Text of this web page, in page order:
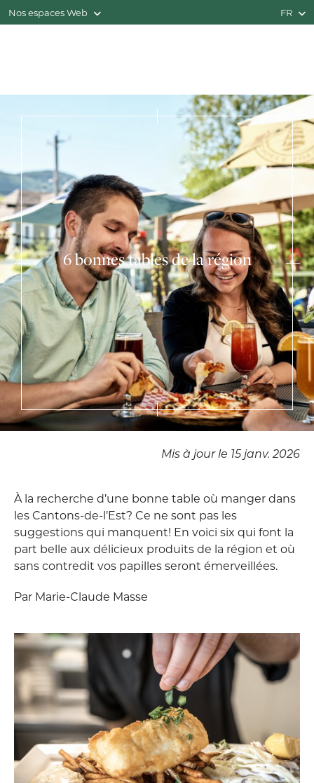
Nos espaces Web FR
6 bonnes tables de la région
Mis à jour le 15 janv. 2026
À la recherche d’une bonne table où manger dans
les Cantons-de-l’Est? Ce ne sont pas les
suggestions qui manquent! En voici six qui font la
part belle aux délicieux produits de la région et où
sans contredit vos papilles seront émerveillées.
Par Marie-Claude Masse